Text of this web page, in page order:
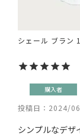
シェール ブラン
購入者
投稿日 2024/
シンプルなデザ